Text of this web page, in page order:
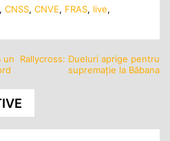
, CNSS, CNVE, FRAS, live,
un
Rallycross: Dueluri aprige pentru
supremație la Băbana